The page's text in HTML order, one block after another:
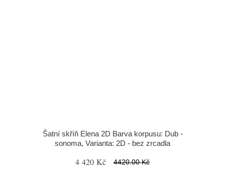
Šatní skříň Elena 2D Barva korpusu: Dub -
sonoma, Varianta: 2D - bez zrcadla
4 420 Kč 4420.00 Kč